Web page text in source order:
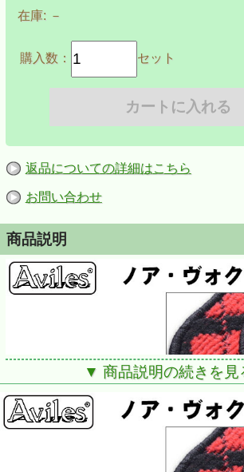
在庫: －
購入数： セット
返品についての詳細はこちら
お問い合わせ
商品説明
▼ 商品説明の続きを